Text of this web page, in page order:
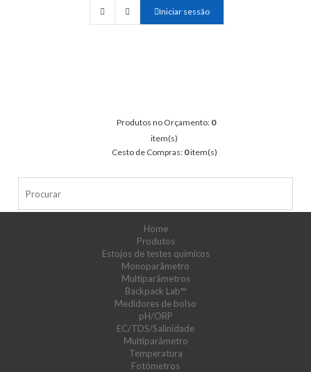
Iniciar sessão
Produtos no Orçamento: 0
item(s)
Cesto de Compras: 0item(s)
Home
Produtos
Estojos de testes químicos
Monoparâmetro
Multiparâmetros
Backpack Lab™
Medidores de bolso
pH/ORP
EC/TDS/Salinidade
Multiparâmetro
Temperatura
Fotómetros